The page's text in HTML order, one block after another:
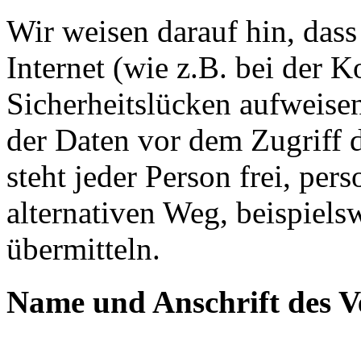
Wir weisen darauf hin,
Internet (wie z.B. bei der
Sicherheitslücken
der Daten vor dem Zugriff
steht jeder Person frei,
alternativen Weg,
übermitteln.
Name und Anschrift des